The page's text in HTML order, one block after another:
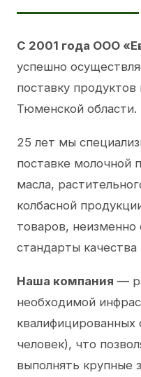
С 2001 года ООО
успешно
поставку
Тюменской области.
25 лет мы
поставке молочной
масла,
колбасной
товаров,
стандарты
Наша компания —
необходимой
квалифицированных
человек), что
выполнять крупные